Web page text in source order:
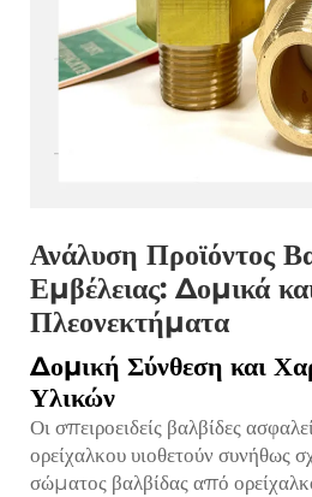
Ανάλυση Προϊόντος
Εμβέλειας: Δομικά
Πλεονεκτήματα
Δομική Σύνθεση και
Υλικών
Οι σπειροειδείς βαλβίδες
ορείχαλκου υιοθετούν συνήθως
σώματος βαλβίδας από